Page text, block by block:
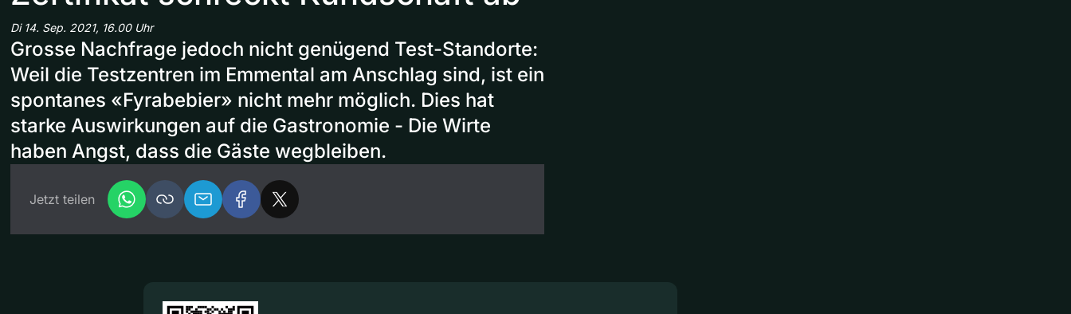
Di 14. Sep. 2021, 16.00 Uhr
Grosse Nachfrage jedoch nicht genügend Test-Standorte:
Weil die Testzentren im Emmental am Anschlag sind, ist ein
spontanes «Fyrabebier» nicht mehr möglich. Dies hat
starke Auswirkungen auf die Gastronomie - Die Wirte
haben Angst, dass die Gäste wegbleiben.
Jetzt teilen